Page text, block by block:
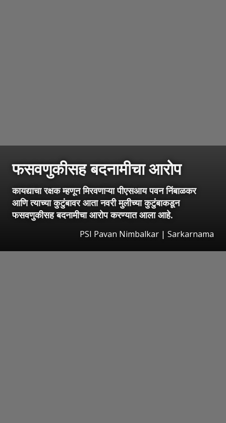
फसवणुकीसह बदनामीचा आरोप
कायद्याचा रक्षक म्हणून मिरवणाऱ्या पीएसआय पवन निंबाळकर
आणि त्याच्या कुटुंबावर आता नवरी मुलीच्या कुटुंबाकडून
फसवणुकीसह बदनामीचा आरोप करण्यात आला आहे.
PSI Pavan Nimbalkar | Sarkarnama